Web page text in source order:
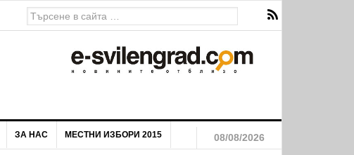
ЗА НАС МЕСТНИ ИЗБОРИ 2015 08/08/2026